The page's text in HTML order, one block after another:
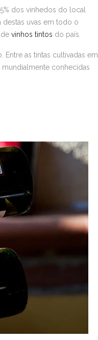
dos vinhedos do local
destas uvas em todo o
vinhos tintos do país.
Entre as tintas cultivadas em
mundialmente conhecidas